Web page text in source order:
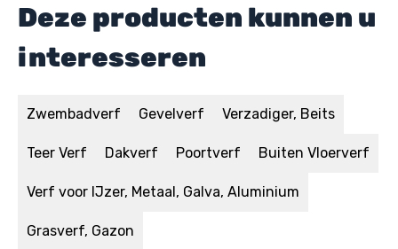
Deze producten kunnen u
interesseren
Zwembadverf Gevelverf Verzadiger, Beits
Teer Verf Dakverf Poortverf Buiten Vloerverf
Verf voor IJzer, Metaal, Galva, Aluminium
Grasverf, Gazon